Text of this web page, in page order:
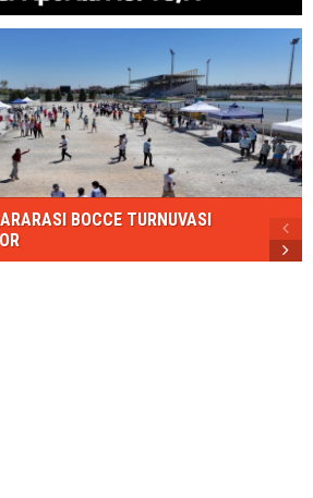
BOCCE TURNUVASI